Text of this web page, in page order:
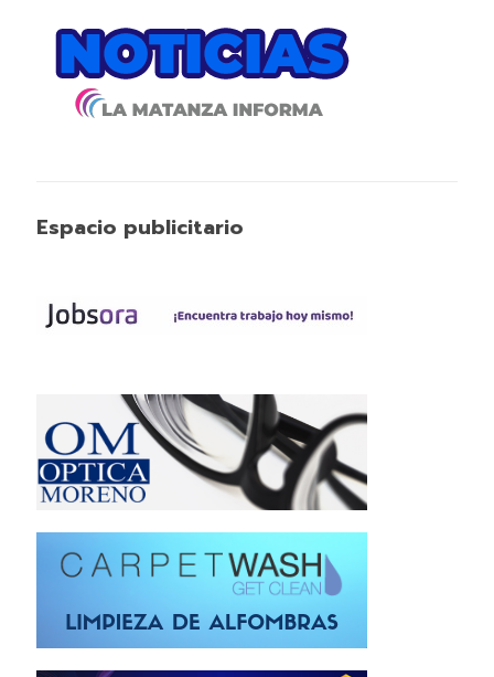
Espacio publicitario